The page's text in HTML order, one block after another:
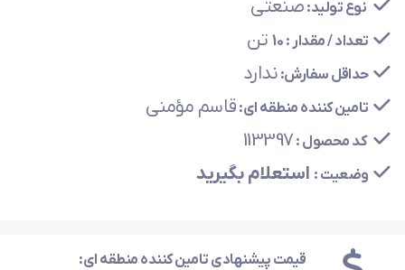
نوع تولید: صنعتی
تعداد / مقدار : 10 تن
حداقل سفارش: ندارد
تامین کننده منطقه ای: قاسم مؤمني
کد محصول :113397
وضعیت : استعلام بگیرید
قیمت پیشنهادی تامین کننده منطقه ای: